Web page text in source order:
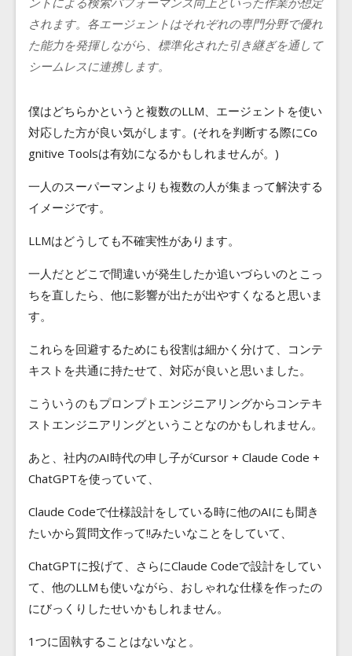
されます。各エージェントはそれぞれの専門分野で優れ
た能力を発揮しながら、標準化された引き継ぎを通して
シームレスに連携します。
僕はどちらかというと複数のLLM、エージェントを使い
対応した方が良い気がします。(それを判断する際にCo
gnitive Toolsは有効になるかもしれませんが。)
一人のスーパーマンよりも複数の人が集まって解決する
イメージです。
LLMはどうしても不確実性があります。
一人だとどこで間違いが発生したか追いづらいのとこっ
ちを直したら、他に影響が出たが出やすくなると思いま
す。
これらを回避するためにも役割は細かく分けて、コンテ
キストを共通に持たせて、対応が良いと思いました。
こういうのもプロンプトエンジニアリングからコンテキ
ストエンジニアリングということなのかもしれません。
あと、社内のAI時代の申し子がCursor + Claude Code +
ChatGPTを使っていて、
Claude Codeで仕様設計をしている時に他のAIにも聞き
たいから質問文作って!!みたいなことをしていて、
ChatGPTに投げて、さらにClaude Codeで設計をしてい
て、他のLLMも使いながら、おしゃれな仕様を作ったの
にびっくりしたせいかもしれません。
1つに固執することはないなと。